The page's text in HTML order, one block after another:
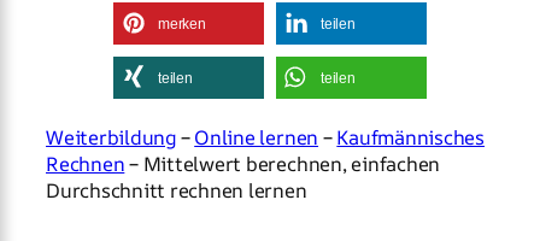
merken teilen
teilen teilen
Weiterbildung–Online lernen –Kaufmännisches
Rechnen– Mittelwert berechnen, einfachen
Durchschnitt rechnen lernen